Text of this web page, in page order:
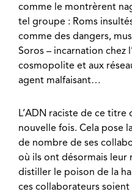
comme le montrèrent
tel groupe : Roms
comme des dangers,
Soros – incarnation chez
cosmopolite et aux
agent malfaisant…
L’ADN raciste de ce titre
nouvelle fois. Cela pose
de nombre de ses
où ils ont désormais
distiller le poison de la
ces collaborateurs